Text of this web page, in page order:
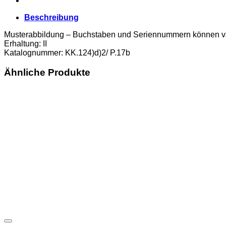
Beschreibung
Musterabbildung – Buchstaben und Seriennummern können
Erhaltung: II
Katalognummer: KK.124)d)2/ P.17b
Ähnliche Produkte